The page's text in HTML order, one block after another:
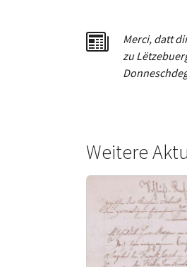
Merci, datt
zu
Weitere